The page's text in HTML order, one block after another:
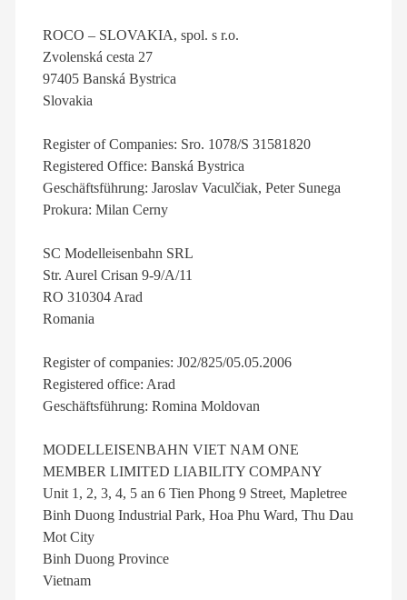
ROCO – SLOVAKIA, spol. s r.o.
Zvolenská cesta 27
97405 Banská Bystrica
Slovakia
Register of Companies: Sro. 1078/S 31581820
Registered Office: Banská Bystrica
Geschäftsführung: Jaroslav Vaculčiak, Peter Sunega
Prokura: Milan Cerny
SC Modelleisenbahn SRL
Str. Aurel Crisan 9-9/A/11
RO 310304 Arad
Romania
Register of companies: J02/825/05.05.2006
Registered office: Arad
Geschäftsführung: Romina Moldovan
MODELLEISENBAHN VIET NAM ONE
MEMBER LIMITED LIABILITY COMPANY
Unit 1, 2, 3, 4, 5 an 6 Tien Phong 9 Street, Mapletree
Binh Duong Industrial Park, Hoa Phu Ward, Thu Dau
Mot City
Binh Duong Province
Vietnam